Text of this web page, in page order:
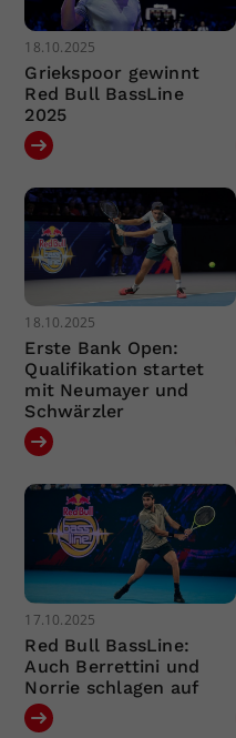
18.10.2025
Griekspoor gewinnt
Red Bull BassLine
2025
18.10.2025
Erste Bank Open:
Qualifikation startet
mit Neumayer und
Schwärzler
17.10.2025
Red Bull BassLine:
Auch Berrettini und
Norrie schlagen auf